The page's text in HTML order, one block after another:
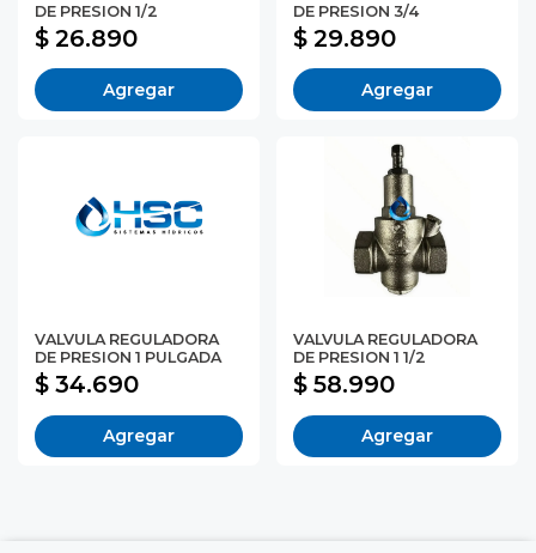
DE PRESION 1/2
$ 26.890
Agregar
DE PRESION 3/4
$ 29.890
Agregar
VALVULA REGULADORA
DE PRESION 1 PULGADA
$ 34.690
Agregar
VALVULA REGULADORA
DE PRESION 1 1/2
$ 58.990
Agregar